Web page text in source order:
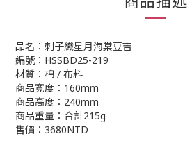
品名：刺子織星月海棠豆吉
編號：HSSBD25-219
材質：棉 / 布料
商品寬度：160mm
商品高度：240mm
商品重量：合計215g
售價：3680NTD